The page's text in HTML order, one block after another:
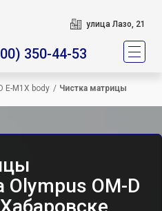
улица Лазо, 21
350-44-53
E-M1X body / Чистка матрицы
Olympus OM-D